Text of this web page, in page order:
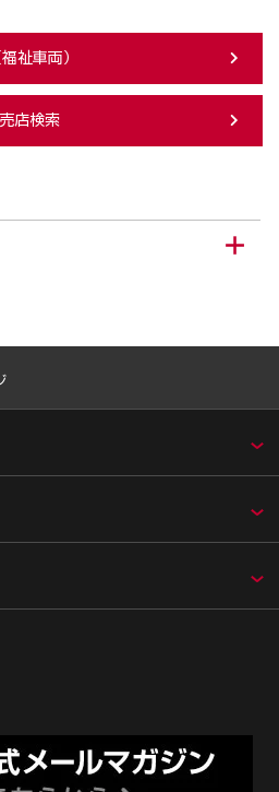
祉車両）
店検索